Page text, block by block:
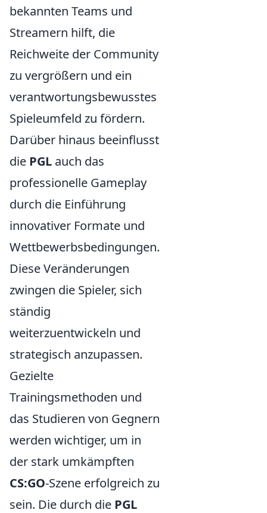
bekannten Teams und
Streamern hilft, die
Reichweite der Community
zu vergrößern und ein
verantwortungsbewusstes
Spieleumfeld zu fördern.
Darüber hinaus beeinflusst
die PGL auch das
professionelle Gameplay
durch die Einführung
innovativer Formate und
Wettbewerbsbedingungen.
Diese Veränderungen
zwingen die Spieler, sich
ständig
weiterzuentwickeln und
strategisch anzupassen.
Gezielte
Trainingsmethoden und
das Studieren von Gegnern
werden wichtiger, um in
der stark umkämpften
CS:GO-Szene erfolgreich zu
sein. Die durch die PGL